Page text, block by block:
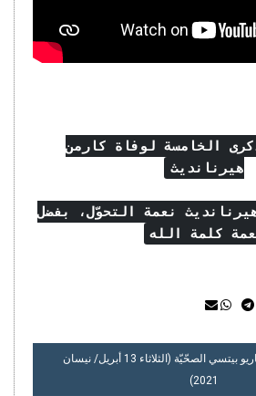
الخامسة لوفاة كارمن
هيرنانديث
نعمة التحوّل، بفضل
كلمة الله
بيان عن حالة الأب ماريو بيتسي الصحّيّة (الثلاثاء 13 أبريل/ نيسان
2021)